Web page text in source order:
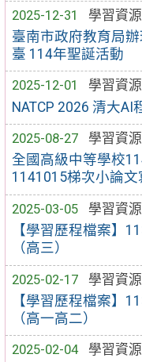
2025-12-31
學習資
臺南市政府教育局
臺 114年聖誕活動
2025-12-01
學習資
NATCP 2026 清大AI
2025-08-27
學習資
全國高級中等學校
1141015梯次小論文
2025-03-05
學習資
【學習歷程檔案】
（高三）
2025-02-17
學習資
【學習歷程檔案】
（高一高二）
2025-02-04
學習資